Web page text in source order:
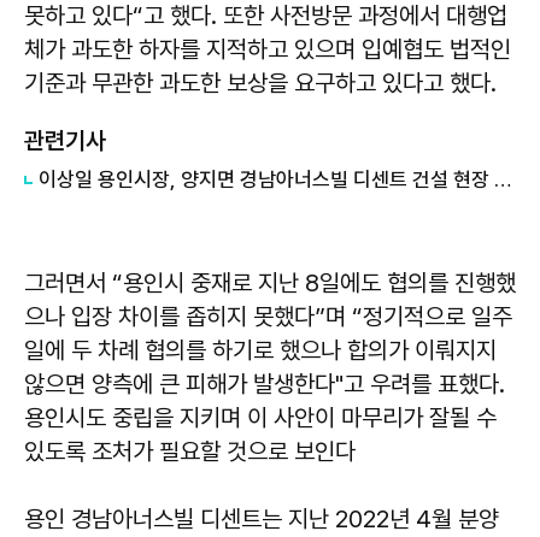
못하고 있다“고 했다. 또한 사전방문 과정에서 대행업
체가 과도한 하자를 지적하고 있으며 입예협도 법적인
기준과 무관한 과도한 보상을 요구하고 있다고 했다.
관련기사
이상일 용인시장, 양지면 경남아너스빌 디센트 건설 현장 재 점검
그러면서 “용인시 중재로 지난 8일에도 협의를 진행했
으나 입장 차이를 좁히지 못했다”며 “정기적으로 일주
일에 두 차례 협의를 하기로 했으나 합의가 이뤄지지
않으면 양측에 큰 피해가 발생한다"고 우려를 표했다.
용인시도 중립을 지키며 이 사안이 마무리가 잘될 수
있도록 조처가 필요할 것으로 보인다
용인 경남아너스빌 디센트는 지난 2022년 4월 분양